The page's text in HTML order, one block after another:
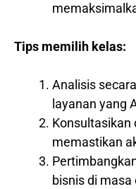
Tips memilih kelas:
Analisis
layanan yang
Konsultasikan
memastikan
bisnis di masa